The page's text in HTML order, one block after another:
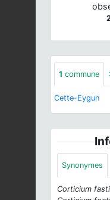
1 commune
Cette-Eygun
Synonymes
Corticium